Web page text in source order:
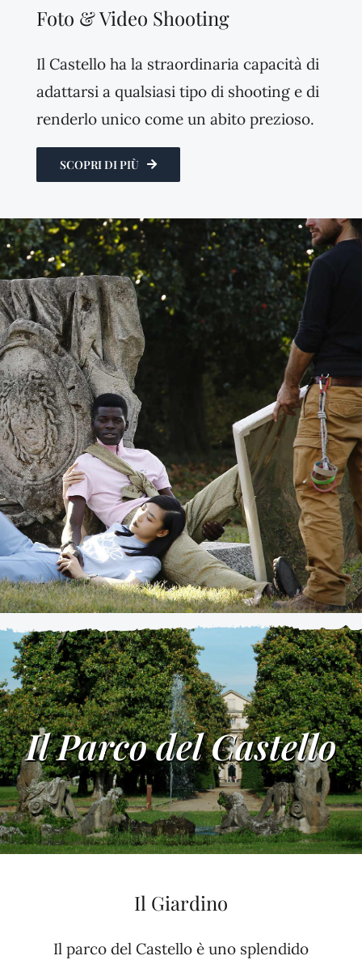
Foto & Video Shooting
Il Castello ha la straordinaria capacità di
adattarsi a qualsiasi tipo di shooting e di
renderlo unico come un abito prezioso.
SCOPRI DI PIÙ
Il Parco del Castello
Il Giardino
Il parco del Castello è uno splendido